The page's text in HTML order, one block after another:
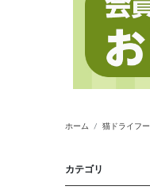
ホーム 猫ドライフ
カテゴリ